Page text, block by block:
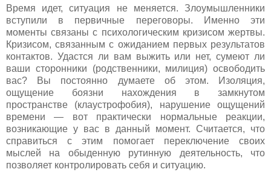
Время идет, ситуация не меняется. Злоумышленники
вступили в первичные переговоры. Именно эти
моменты связаны с психологическим кризисом жертвы.
Кризисом, связанным с ожиданием первых результатов
контактов. Удастся ли вам выжить или нет, сумеют ли
ваши сторонники (родственники, милиция) освободить
вас? Вы постоянно думаете об этом. Изоляция,
ощущение боязни нахождения в замкнутом
пространстве (клаустрофобия), нарушение ощущений
времени — вот практически нормальные реакции,
возникающие у вас в данный момент. Считается, что
справиться с этим помогает переключение своих
мыслей на обыденную рутинную деятельность, что
позволяет контролировать себя и ситуацию.